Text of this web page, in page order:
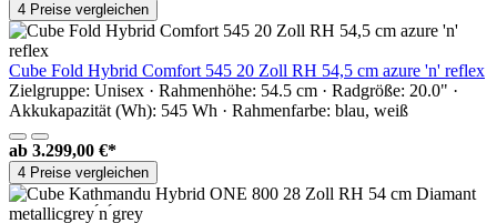
4 Preise vergleichen
Cube Fold Hybrid Comfort 545 20 Zoll RH 54,5 cm azure 'n' reflex
Zielgruppe: Unisex · Rahmenhöhe: 54.5 cm · Radgröße: 20.0" ·
Akkukapazität (Wh): 545 Wh · Rahmenfarbe: blau, weiß
ab 3.299,00 €*
4 Preise vergleichen